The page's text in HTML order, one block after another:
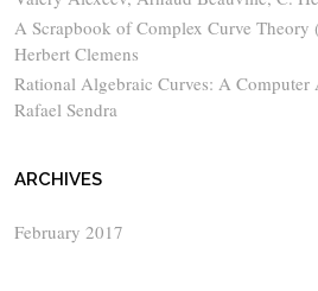
A Scrapbook of Complex Curve Theory
Herbert Clemens
Rational Algebraic Curves: A
Rafael Sendra
ARCHIVES
February 2017